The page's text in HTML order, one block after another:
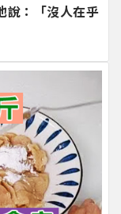
說：「沒人在乎